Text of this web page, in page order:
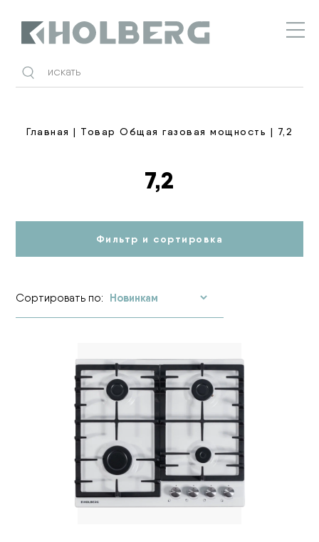
Главная | Товар Общая газовая мощность | 7,2
7,2
Фильтр и сортировка
Сортировать по: